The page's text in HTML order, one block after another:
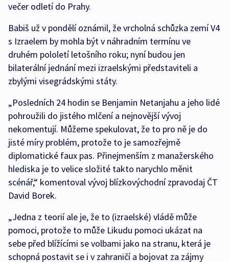
večer odletí do Prahy.
Babiš už v pondělí oznámil, že vrcholná schůzka zemí V4
s Izraelem by mohla být v náhradním termínu ve
druhém pololetí letošního roku; nyní budou jen
bilaterální jednání mezi izraelskými představiteli a
zbylými visegrádskými státy.
„Posledních 24 hodin se Benjamin Netanjahu a jeho lidé
pohroužili do jistého mlčení a nejnovější vývoj
nekomentují. Můžeme spekulovat, že to pro ně je do
jisté míry problém, protože to je samozřejmě
diplomatické faux pas. Přinejmenším z manažerského
hlediska je to velice složité takto narychlo měnit
scénář,“ komentoval vývoj blízkovýchodní zpravodaj ČT
David Borek.
„Jedna z teorií ale je, že to (izraelské) vládě může
pomoci, protože to může Likudu pomoci ukázat na
sebe před blížícími se volbami jako na stranu, která je
schopná postavit se i v zahraničí a bojovat za zájmy